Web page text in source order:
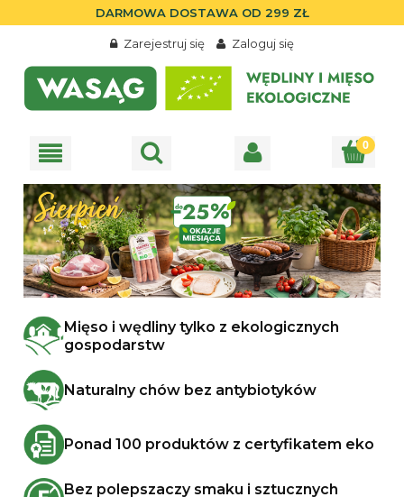
DARMOWA DOSTAWA OD 299 ZŁ
Zarejestruj się Zaloguj się
Mięso i wędliny tylko z ekologicznych
gospodarstw
Naturalny chów bez antybiotyków
Ponad 100 produktów z certyfikatem eko
Bez polepszaczy smaku i sztucznych